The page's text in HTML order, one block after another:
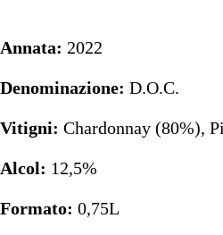
Annata: 2022
Denominazione: D.O.C.
Vitigni: Chardonnay (80%),
Alcol: 12,5%
Formato: 0,75L